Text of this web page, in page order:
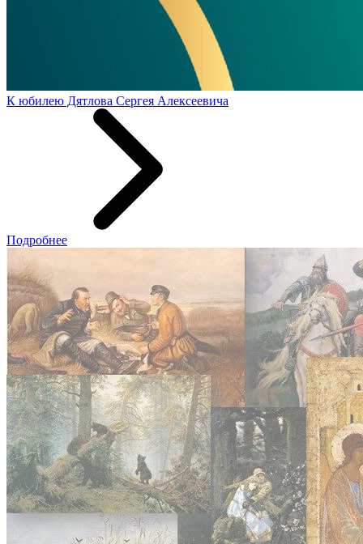
К юбилею Дятлова Сергея Алексеевича
Подробнее